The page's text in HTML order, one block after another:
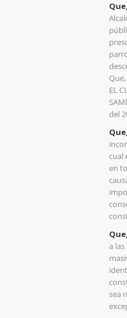
Que,
EL
del
Que,
cual
en
Que,
a
sea